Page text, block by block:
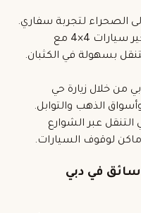
الصحراء لتجربة سفاري.
تقدم العديد من شركات التأجير سيارات 4×4 مع
بسهولة في الكثبان.
من خلال زيارة حي
الذهب والتوابل.
عبر الشوارع
لوقوف السيارات.
في دبي